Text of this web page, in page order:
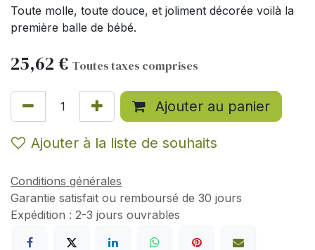
Toute molle, toute douce, et joliment décorée voilà la
première balle de bébé.
25,62 € Toutes taxes comprises
Ajouter au panier
Ajouter à la liste de souhaits
Conditions générales
Garantie satisfait ou remboursé de 30 jours
Expédition : 2-3 jours ouvrables